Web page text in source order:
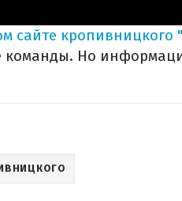
сайте кропивницкого
команды. Но